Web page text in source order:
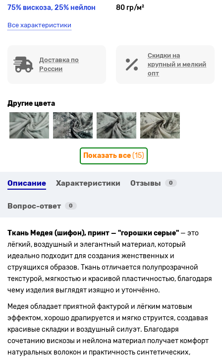
75% вискоза, 25% нейлон 80 гр/м²
Все характеристики
Доставка по
России
Скидки на
крупный и мелкий
опт
Другие цвета
Показать все(15)
Описание Характеристики Отзывы 0
Вопрос-ответ 0
Ткань Медея (шифон), принт — "горошки серые" — это
лёгкий, воздушный и элегантный материал, который
идеально подходит для создания женственных и
струящихся образов. Ткань отличается полупрозрачной
текстурой, мягкостью и красивой пластичностью, благодаря
чему изделия выглядят изящно и утончённо.
Медея обладает приятной фактурой и лёгким матовым
эффектом, хорошо драпируется и мягко струится, создавая
красивые складки и воздушный силуэт. Благодаря
сочетанию вискозы и нейлона материал получает комфорт
натуральных волокон и практичность синтетических,